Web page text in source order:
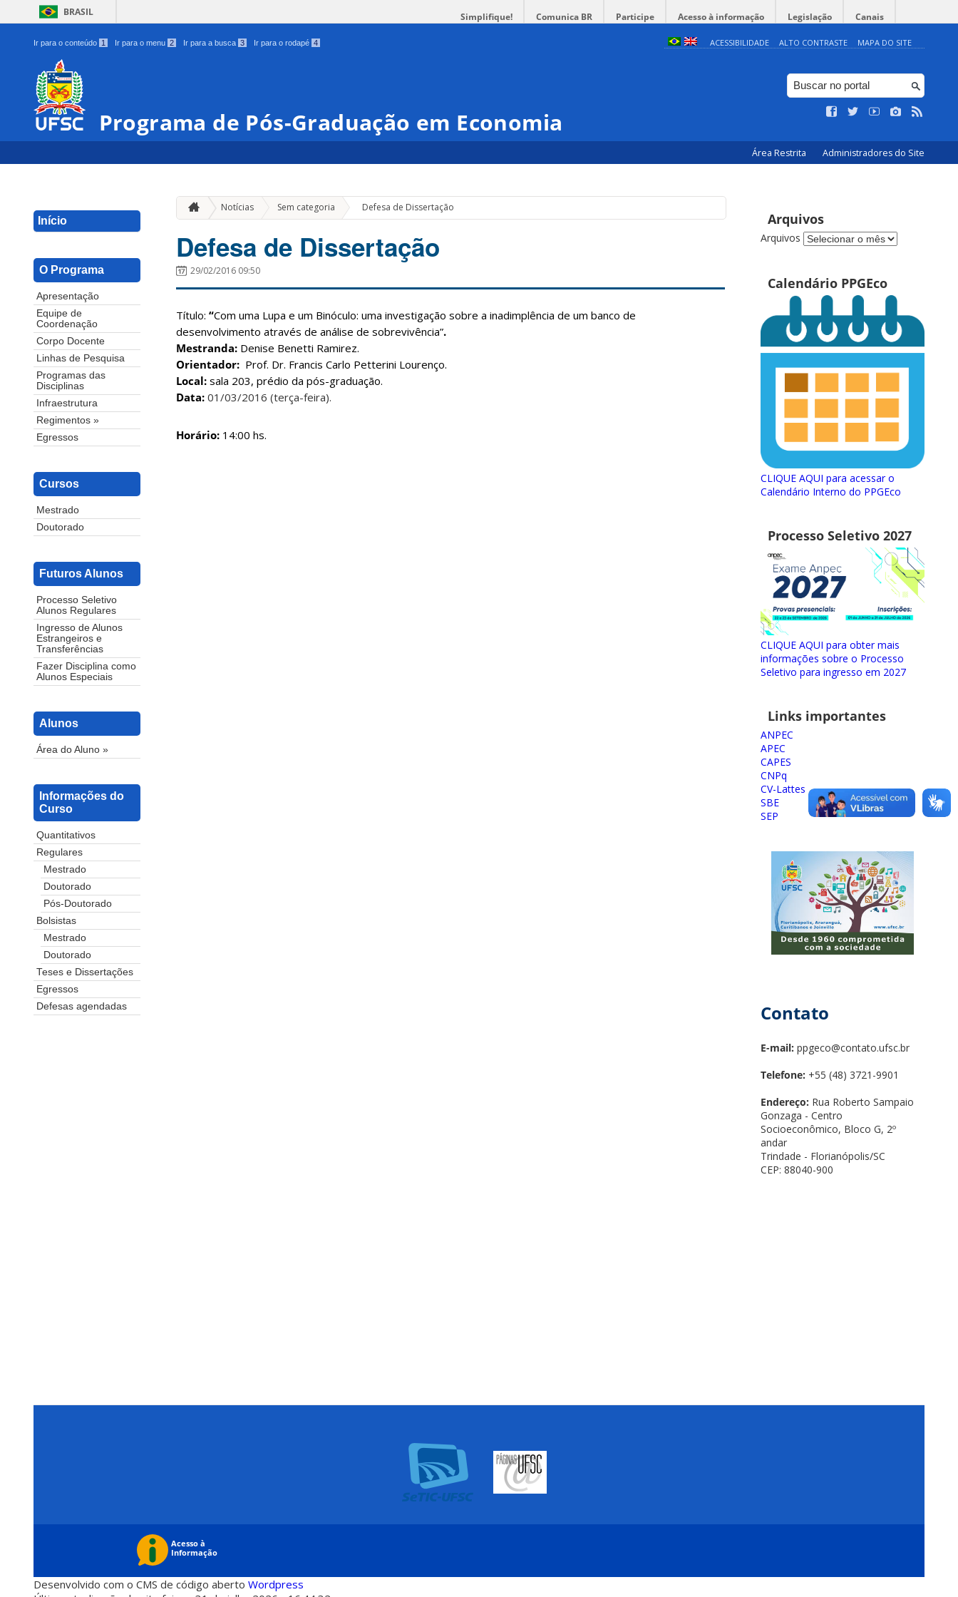
BRASIL Simplifique! Comunica BR Participe Acesso à informação Legislação Canais
Ir para o conteúdo 1 Ir para o menu 2 Ir para a busca 3 Ir para o rodapé 4 ACESSIBILIDADE ALTO CONTRASTE MAPA DO SITE
Programa de Pós-Graduação em Economia
Área Restrita Administradores do Site
Início
O Programa
Apresentação
Equipe de
Coordenação
Corpo Docente
Linhas de Pesquisa
Programas das
Disciplinas
Infraestrutura
Regimentos »
Egressos
Cursos
Mestrado
Doutorado
Futuros Alunos
Processo Seletivo
Alunos Regulares
Ingresso de Alunos
Estrangeiros e
Transferências
Fazer Disciplina como
Alunos Especiais
Alunos
Área do Aluno »
Informações do
Curso
Quantitativos
Regulares
Mestrado
Doutorado
Pós-Doutorado
Bolsistas
Mestrado
Doutorado
Teses e Dissertações
Egressos
Defesas agendadas
Notícias Sem categoria » Defesa de Dissertação
Defesa de Dissertação
29/02/2016 09:50
Título: “Com uma Lupa e um Binóculo: uma investigação sobre a inadimplência de um banco de
desenvolvimento através de análise de sobrevivência”.
Mestranda: Denise Benetti Ramirez.
Orientador: Prof. Dr. Francis Carlo Petterini Lourenço.
Local: sala 203, prédio da pós-graduação.
Data: 01/03/2016 (terça-feira).
Horário: 14:00 hs.
Arquivos
Arquivos
Calendário PPGEco
CLIQUE AQUI para acessar o
Calendário Interno do PPGEco
Processo Seletivo 2027
CLIQUE AQUI para obter mais
informações sobre o Processo
Seletivo para ingresso em 2027
Links importantes
ANPEC
APEC
CAPES
CNPq
CV-Lattes
SBE
SEP
Contato
E-mail: ppgeco@contato.ufsc.br
Telefone: +55 (48) 3721-9901
Endereço: Rua Roberto Sampaio
Gonzaga - Centro
Socioeconômico, Bloco G, 2º
andar
Trindade - Florianópolis/SC
CEP: 88040-900
Desenvolvido com o CMS de código aberto Wordpress